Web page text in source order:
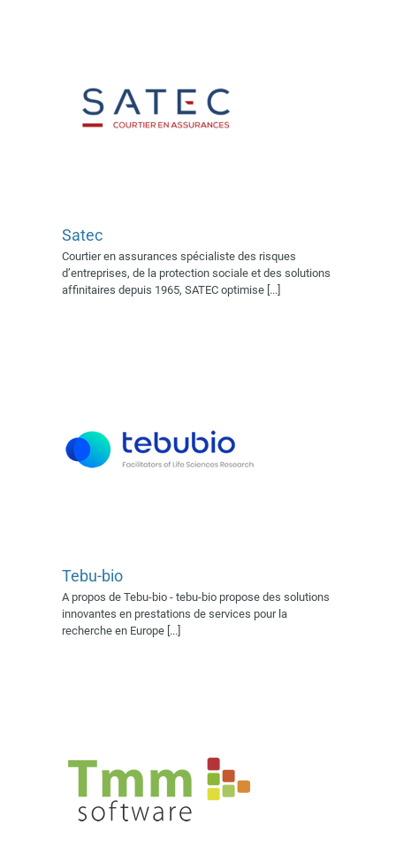
Satec
Courtier en assurances spécialiste des risques
d’entreprises, de la protection sociale et des solutions
affinitaires depuis 1965, SATEC optimise [...]
Exposant 2017 Exposant 2022
Exposant 2023 Exposant 2024
Village AFSSI 2022 Village
Tebu-bio
A propos de Tebu-bio - tebu-bio propose des solutions
innovantes en prestations de services pour la
recherche en Europe [...]
TMM Software
Exposant 2022